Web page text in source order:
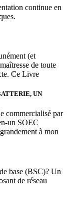
continue en
(et
de toute
Ce Livre
UN
commercialisé par
un SOEC
à mon
base (BSC)? Un
de réseau